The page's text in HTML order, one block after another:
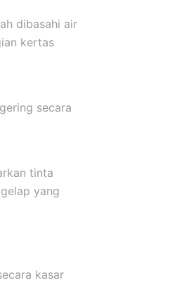
dibasahi air
kertas
secara
tinta
yang
kasar